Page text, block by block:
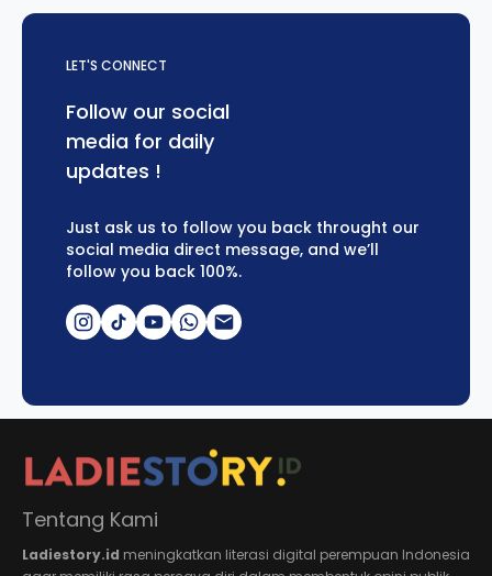
LET'S CONNECT
Follow our social
media for daily
updates !
Just ask us to follow you back throught our
social media direct message, and we’ll
follow you back 100%.
Tentang Kami
Ladiestory.id meningkatkan literasi digital perempuan Indonesia